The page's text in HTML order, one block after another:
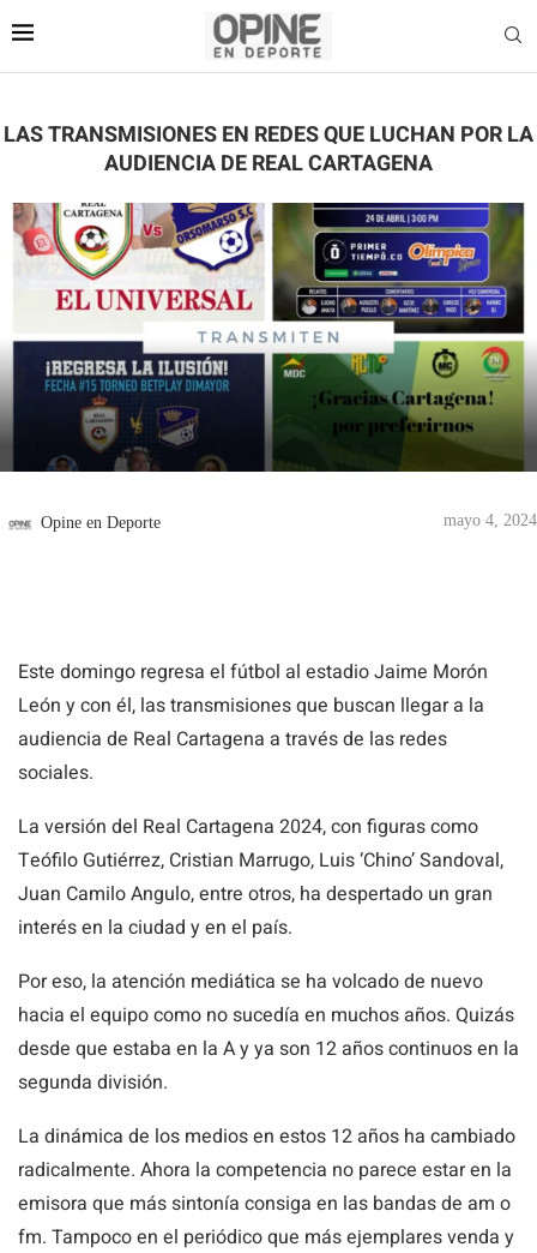
LAS TRANSMISIONES EN REDES QUE LUCHAN POR LA
AUDIENCIA DE REAL CARTAGENA
Opine en Deporte mayo 4, 2024
Este domingo regresa el fútbol al estadio Jaime Morón
León y con él, las transmisiones que buscan llegar a la
audiencia de Real Cartagena a través de las redes
sociales.
La versión del Real Cartagena 2024, con figuras como
Teófilo Gutiérrez, Cristian Marrugo, Luis ‘Chino’ Sandoval,
Juan Camilo Angulo, entre otros, ha despertado un gran
interés en la ciudad y en el país.
Por eso, la atención mediática se ha volcado de nuevo
hacia el equipo como no sucedía en muchos años. Quizás
desde que estaba en la A y ya son 12 años continuos en la
segunda división.
La dinámica de los medios en estos 12 años ha cambiado
radicalmente. Ahora la competencia no parece estar en la
emisora que más sintonía consiga en las bandas de am o
fm. Tampoco en el periódico que más ejemplares venda y